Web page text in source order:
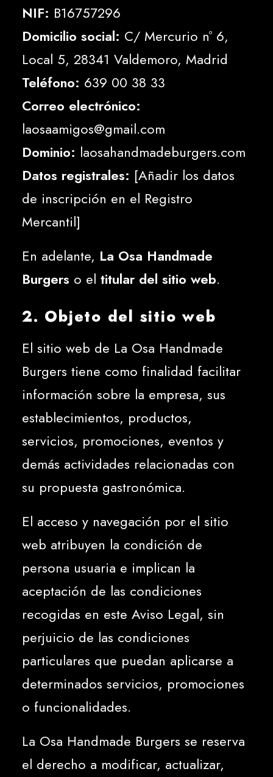
NIF: B16757296
Domicilio social: C/ Mercurio nº 6,
Local 5, 28341 Valdemoro, Madrid
Teléfono: 639 00 38 33
Correo electrónico:
laosaamigos@gmail.com
Dominio: laosahandmadeburgers.com
Datos registrales: [Añadir los datos
de inscripción en el Registro
Mercantil]
En adelante, La Osa Handmade
Burgers o el titular del sitio web.
2. Objeto del sitio web
El sitio web de La Osa Handmade
Burgers tiene como finalidad facilitar
información sobre la empresa, sus
establecimientos, productos,
servicios, promociones, eventos y
demás actividades relacionadas con
su propuesta gastronómica.
El acceso y navegación por el sitio
web atribuyen la condición de
persona usuaria e implican la
aceptación de las condiciones
recogidas en este Aviso Legal, sin
perjuicio de las condiciones
particulares que puedan aplicarse a
determinados servicios, promociones
o funcionalidades.
La Osa Handmade Burgers se reserva
el derecho a modificar, actualizar,